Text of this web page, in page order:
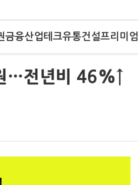
금융산업테크유통건설프리미엄
…전년비 46%↑